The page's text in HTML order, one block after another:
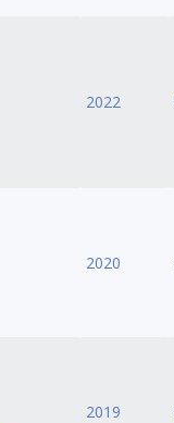
2022
2020
2019